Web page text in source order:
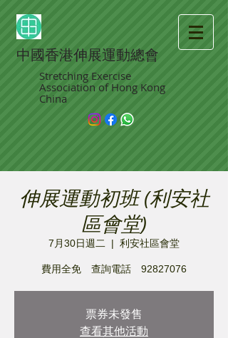
中國香港伸展運動總會
Stretching Exercise
Association of Hong Kong
China
伸展運動初班 (利安社
區會堂)
7月30日週二
  |
利安社區會堂
費用全免 查詢電話 92827076
票券未發售
查看其他活動